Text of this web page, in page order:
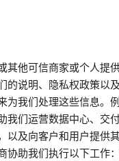
其他可信商家或个人提
的说明、隐私权政策以
为我们处理这些信息。
我们运营数据中心、交付
以及向客户和用户提供
协助我们执行以下工作